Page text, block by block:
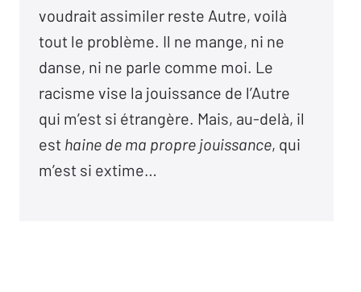
voudrait assimiler reste Autre, voilà
tout le problème. Il ne mange, ni ne
danse, ni ne parle comme moi. Le
racisme vise la jouissance de l’Autre
qui m’est si étrangère. Mais, au-delà, il
est haine de ma propre jouissance, qui
m’est si extime…